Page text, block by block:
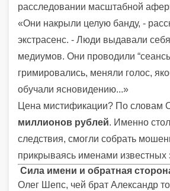
расследовании масштабной
«Они накрыли целую банду, -
экстрасенс. - Люди выдавали
медиумов. Они проводили
гримировались, меняли голос,
обучали ясновидению...»
Цена мистификации? По словам
миллионов рублей. Именно
следствия, смогли собрать
прикрываясь именами известных
Сила имени и обратная
Олег Шепс, чей брат Александр